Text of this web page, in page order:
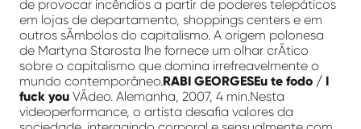
de provocar incêndios a partir de poderes telepáticos
em lojas de departamento, shoppings centers e em
outros sÃ­mbolos do capitalismo. A origem polonesa
de Martyna Starosta lhe fornece um olhar crÃ­tico
sobre o capitalismo que domina irrefreavelmente o
mundo contemporâneo.RABI GEORGESEu te fodo / I
fuck you VÃ­deo. Alemanha, 2007, 4 min.Nesta
videoperformance, o artista desafia valores da